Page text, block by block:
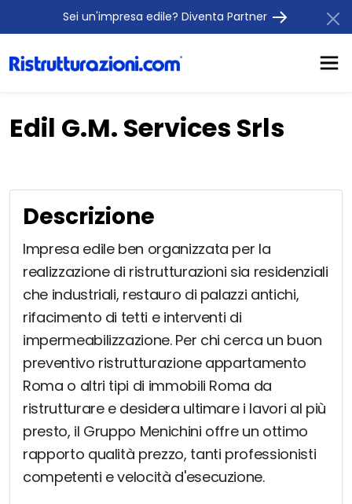
Sei un'impresa edile? Diventa Partner
Edil G.M. Services Srls
Descrizione
Impresa edile ben organizzata per la
realizzazione di ristrutturazioni sia residenziali
che industriali, restauro di palazzi antichi,
rifacimento di tetti e interventi di
impermeabilizzazione. Per chi cerca un buon
preventivo ristrutturazione appartamento
Roma o altri tipi di immobili Roma da
ristrutturare e desidera ultimare i lavori al più
presto, il Gruppo Menichini offre un ottimo
rapporto qualità prezzo, tanti professionisti
competenti e velocità d'esecuzione.